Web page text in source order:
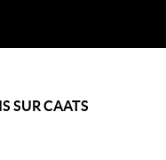
SUR CAATS